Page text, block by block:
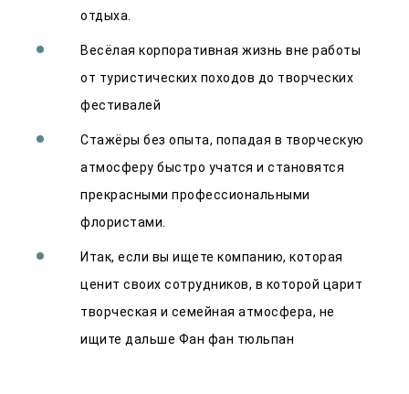
отдыха.
Весёлая корпоративная жизнь вне работы
от туристических походов до творческих
фестивалей
Стажёры без опыта, попадая в творческую
атмосферу быстро учатся и становятся
прекрасными профессиональными
флористами.
Итак, если вы ищете компанию, которая
ценит своих сотрудников, в которой царит
творческая и семейная атмосфера, не
ищите дальше Фан фан тюльпан